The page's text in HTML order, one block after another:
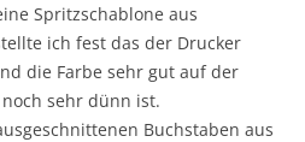
Spritzschablone aus
ich fest das der Drucker
die Farbe sehr gut auf der
sehr dünn ist.
Buchstaben aus